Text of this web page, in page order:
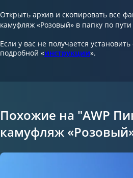
Открыть архив и скопировать все
камуфляж «Розовый» в папку по
Если у вас не получается
подробной «инструкции».
Похожие на "AWP
камуфляж